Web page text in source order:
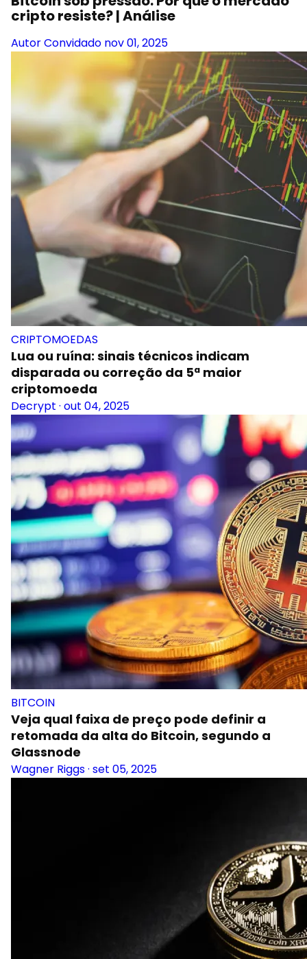
cripto resiste? | Análise
Autor Convidado nov 01, 2025
CRIPTOMOEDAS
Lua ou ruína: sinais técnicos indicam
disparada ou correção da 5ª maior
criptomoeda
Decrypt · out 04, 2025
BITCOIN
Veja qual faixa de preço pode definir a
retomada da alta do Bitcoin, segundo a
Glassnode
Wagner Riggs· set 05, 2025